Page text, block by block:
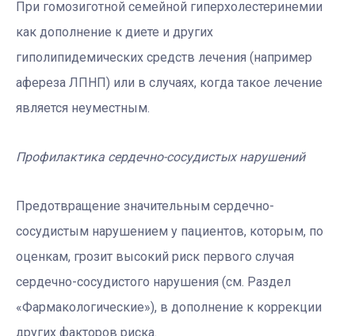
При гомозиготной семейной гиперхолестеринемии
как дополнение к диете и других
гиполипидемических средств лечения (например
афереза ​​ЛПНП) или в случаях, когда такое лечение
является неуместным.
Профилактика сердечно-сосудистых нарушений
Предотвращение значительным сердечно-
сосудистым нарушением у пациентов, которым, по
оценкам, грозит высокий риск первого случая
сердечно-сосудистого нарушения (см. Раздел
«Фармакологические»), в дополнение к коррекции
других факторов риска.